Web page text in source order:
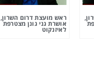
ראש מועצת דרום השרון,
אושרת גני גונן מצטרפת
לאיזנקוט